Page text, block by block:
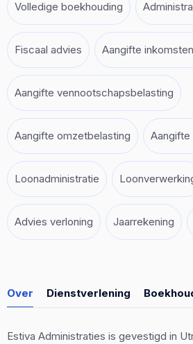
Volledige boekhouding
Fiscaal advies Aangifte
Aangifte vennootschapsbelasting
Aangifte omzetbelasting Aangifte
Loonadministratie
Advies verloning Jaarrekening
Over Dienstverlening
Estiva Administraties is gevestigd in